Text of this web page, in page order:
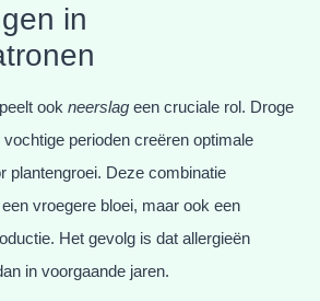
in
ook neerslag een cruciale rol. Droge
perioden creëren optimale
plantengroei. Deze combinatie
vroegere bloei, maar ook een
Het gevolg is dat allergieën
in voorgaande jaren.